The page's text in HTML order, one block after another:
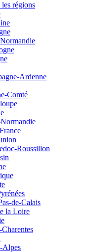
les régions
Ardenne
Comté
Roussillon
de-Calais
la Loire
Alpes